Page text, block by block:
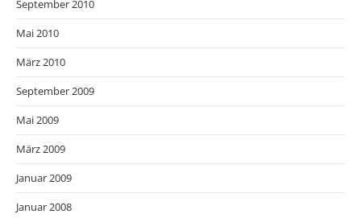
September 2010
Mai 2010
März 2010
September 2009
Mai 2009
März 2009
Januar 2009
Januar 2008